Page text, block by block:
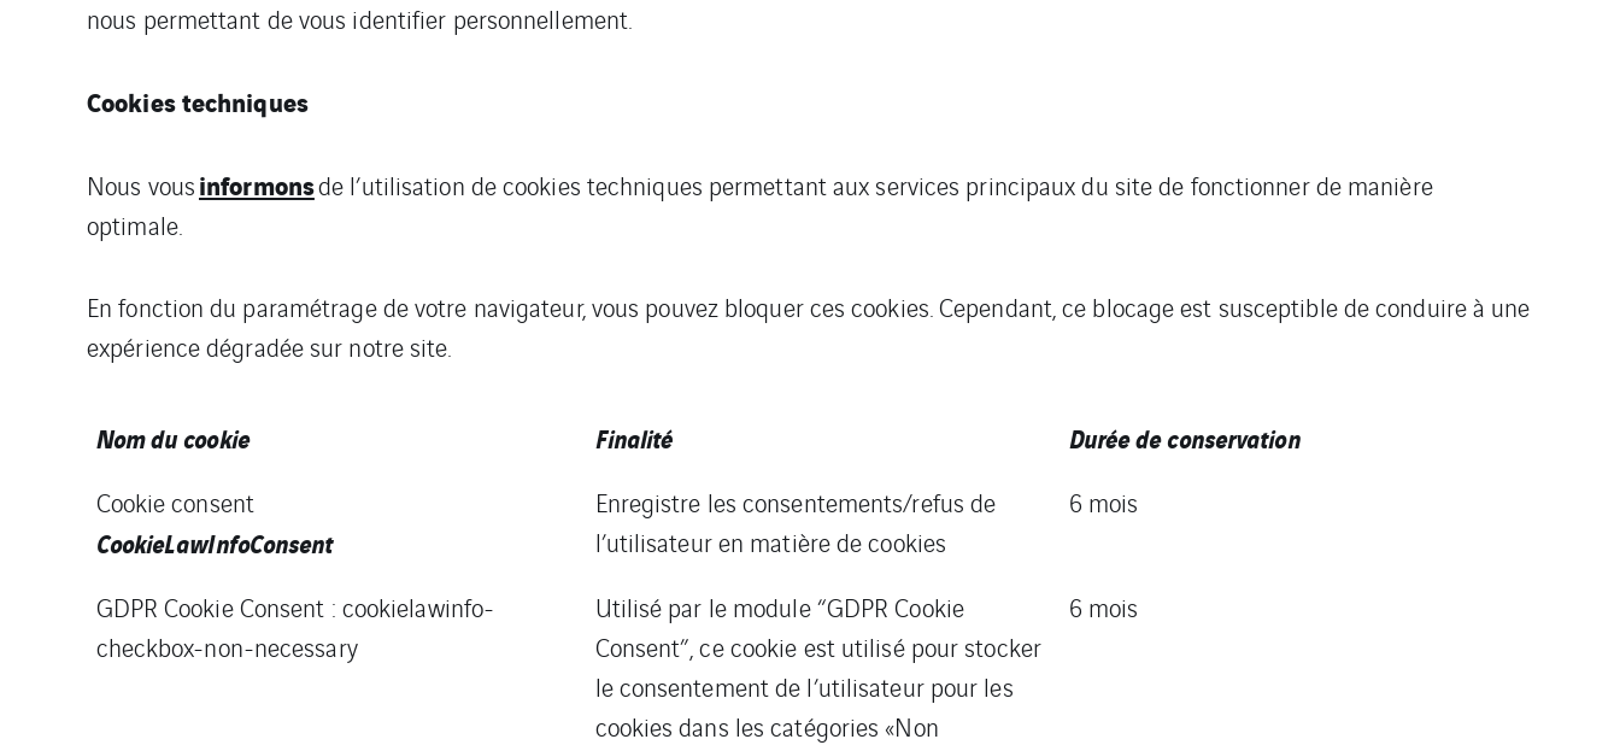
nous permettant de vous identifier personnellement.
Cookies techniques
Nous vousinformonsde l’utilisation de cookies techniques permettant aux services principaux du site de fonctionner de manière
optimale.
En fonction du paramétrage de votre navigateur, vous pouvez bloquer ces cookies. Cependant, ce blocage est susceptible de conduire à une
expérience dégradée sur notre site.
Nom du cookie Finalité Durée de conservation
Cookie consent
CookieLawInfoConsent
Enregistre les consentements/refus de
l’utilisateur en matière de cookies
6 mois
GDPR Cookie Consent : cookielawinfo-
checkbox-non-necessary
Utilisé par le module “GDPR Cookie
Consent”, ce cookie est utilisé pour stocker
le consentement de l’utilisateur pour les
cookies dans les catégories «Non
6 mois